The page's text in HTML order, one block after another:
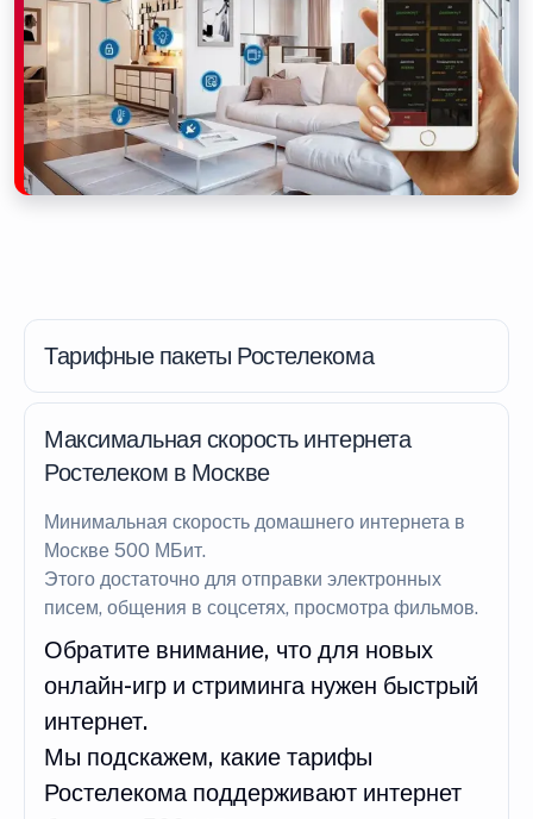
Тарифные пакеты Ростелекома
Максимальная скорость интернета
Ростелеком в Москве
Минимальная скорость домашнего интернета в
Москве 500 МБит.
Этого достаточно для отправки электронных
писем, общения в соцсетях, просмотра фильмов.
Обратите внимание, что для новых
онлайн-игр и стриминга нужен быстрый
интернет.
Мы подскажем, какие тарифы
Ростелекома поддерживают интернет